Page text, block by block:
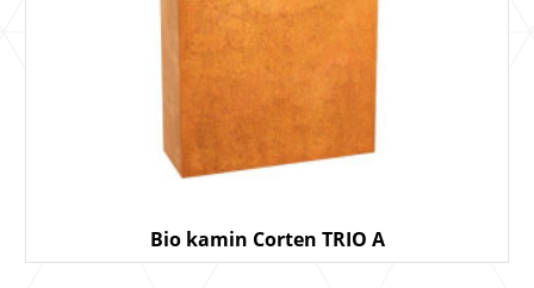
Bio kamin Corten TRIO A